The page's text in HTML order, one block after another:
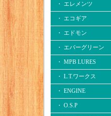
・ エレメンツ
・ エコギア
・ エドモン
・ エバーグリーン
・ MPB LURES
・ L.T.ワークス
・ ENGINE
・ O.S.P